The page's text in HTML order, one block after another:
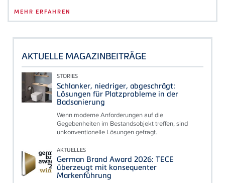
MEHR ERFAHREN
AKTUELLE MAGAZINBEITRÄGE
STORIES
Schlanker, niedriger, abgeschrägt:
Lösungen für Platzprobleme in der
Badsanierung
Wenn moderne Anforderungen auf die
Gegebenheiten im Bestandsobjekt treffen, sind
unkonventionelle Lösungen gefragt.
AKTUELLES
German Brand Award 2026: TECE
überzeugt mit konsequenter
Markenführung